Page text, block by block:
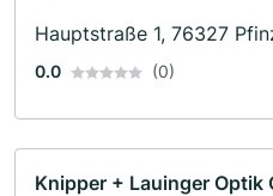
Hauptstraße 1, 76327
0.0 (0)
Knipper + Lauinger Optik